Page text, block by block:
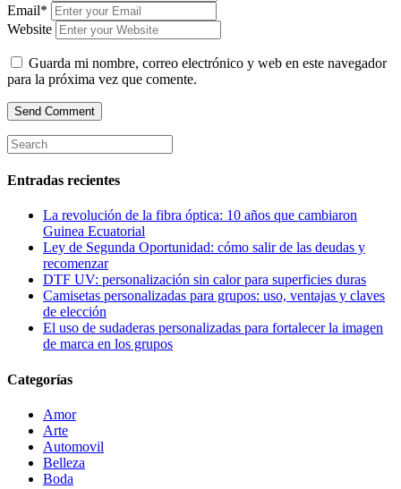
Email*
Website
Guarda mi nombre, correo electrónico y web en este navegador
para la próxima vez que comente.
Entradas recientes
La revolución de la fibra óptica: 10 años que cambiaron
Guinea Ecuatorial
Ley de Segunda Oportunidad: cómo salir de las deudas y
recomenzar
DTF UV: personalización sin calor para superficies duras
Camisetas personalizadas para grupos: uso, ventajas y claves
de elección
El uso de sudaderas personalizadas para fortalecer la imagen
de marca en los grupos
Categorías
Amor
Arte
Automovil
Belleza
Boda